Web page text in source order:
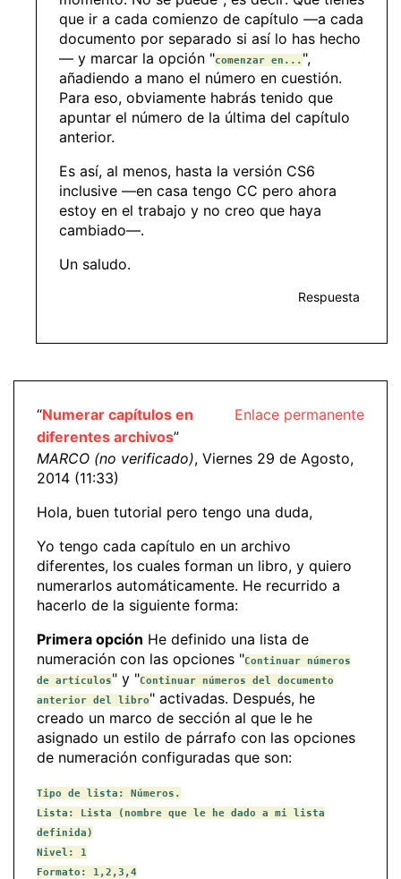
que ir a cada comienzo de capítulo —a cada
documento por separado si así lo has hecho
— y marcar la opción "comenzar en... ",
añadiendo a mano el número en cuestión.
Para eso, obviamente habrás tenido que
apuntar el número de la última del capítulo
anterior.
Es así, al menos, hasta la versión CS6
inclusive —en casa tengo CC pero ahora
estoy en el trabajo y no creo que haya
cambiado—.
Un saludo.
Respuesta
Enlace permanente
“Numerar capítulos en
diferentes archivos”
MARCO (no verificado), Viernes 29 de Agosto,
2014 (11:33)
Hola, buen tutorial pero tengo una duda,
Yo tengo cada capítulo en un archivo
diferentes, los cuales forman un libro, y quiero
numerarlos automáticamente. He recurrido a
hacerlo de la siguiente forma:
Primera opción He definido una lista de
numeración con las opciones "Continuar números
de artículos" y "Continuar números del documento
anterior del libro" activadas. Después, he
creado un marco de sección al que le he
asignado un estilo de párrafo con las opciones
de numeración configuradas que son:
Tipo de lista: Números.
Lista: Lista (nombre que le he dado a mi lista
definida)
Nivel: 1
Formato: 1,2,3,4